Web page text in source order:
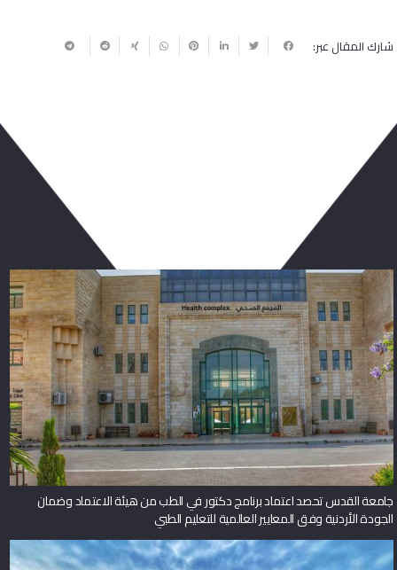
شارك المقال عبر:
جامعة القدس تحصد اعتماد برنامج دكتور في الطب من هيئة الاعتماد وضمان
الجودة الأردنية وفق المعايير العالمية للتعليم الطبي